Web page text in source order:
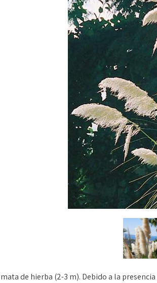
de hierba (2-3 m). Debido a la